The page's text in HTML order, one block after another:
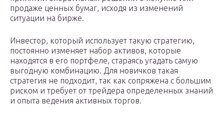
продаже ценных бумаг, исходя из изменений
ситуации на бирже.
Инвестор, который использует такую стратегию,
постоянно изменяет набор активов, которые
находятся в его портфеле, стараясь угадать самую
выгодную комбинацию. Для новичков такая
стратегия не подходит, так как сопряжена с большим
риском и требует от трейдера определенных знаний
и опыта ведения активных торгов.